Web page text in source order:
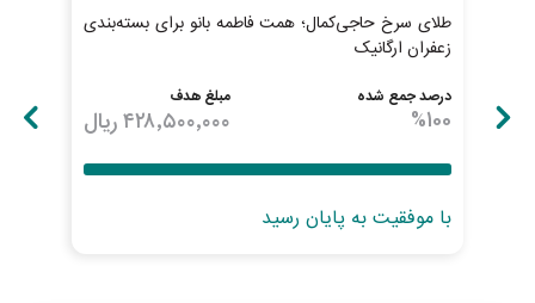
طلای سرخ حاجی‌کمال؛ همت فاطمه بانو برای بسته‌بندی
زعفران ارگانیک
درصد جمع شده
%100
مبلغ هدف
۴۲۸٬۵۰۰٬۰۰۰ریال
با موفقیت به پایان رسید